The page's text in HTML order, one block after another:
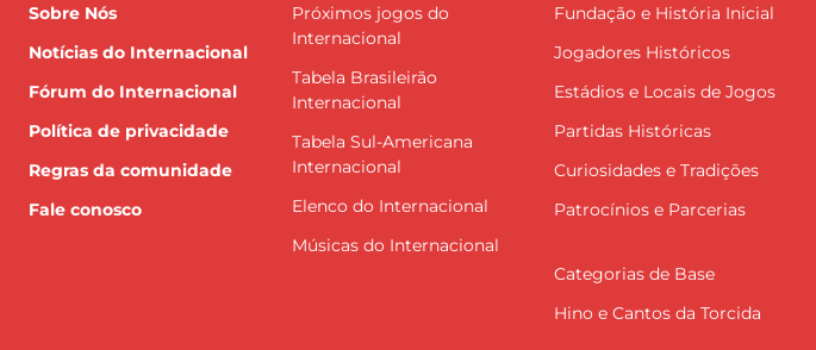
Sobre Nós
Notícias do Internacional
Fórum do Internacional
Política de privacidade
Regras da comunidade
Fale conosco
Próximos jogos do
Internacional
Tabela Brasileirão
Internacional
Tabela Sul-Americana
Internacional
Elenco do Internacional
Músicas do Internacional
Fundação e História Inicial
Jogadores Históricos
Estádios e Locais de Jogos
Partidas Históricas
Curiosidades e Tradições
Patrocínios e Parcerias
Categorias de Base
Hino e Cantos da Torcida